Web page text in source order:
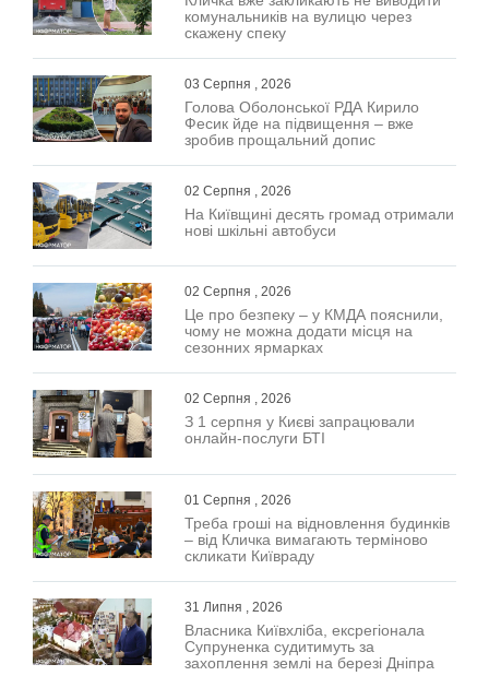
комунальників на вулицю через
скажену спеку
03 Серпня , 2026
Голова Оболонської РДА Кирило
Фесик йде на підвищення – вже
зробив прощальний допис
02 Серпня , 2026
На Київщині десять громад отримали
нові шкільні автобуси
02 Серпня , 2026
Це про безпеку – у КМДА пояснили,
чому не можна додати місця на
сезонних ярмарках
02 Серпня , 2026
З 1 серпня у Києві запрацювали
онлайн-послуги БТІ
01 Серпня , 2026
Треба гроші на відновлення будинків
– від Кличка вимагають терміново
скликати Київраду
31 Липня , 2026
Власника Київхліба, ексрегіонала
Супруненка судитимуть за
захоплення землі на березі Дніпра